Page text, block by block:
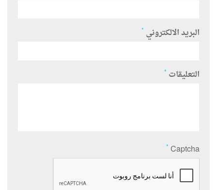
البريد الالكتروني *
التعليقات *
Captcha
*